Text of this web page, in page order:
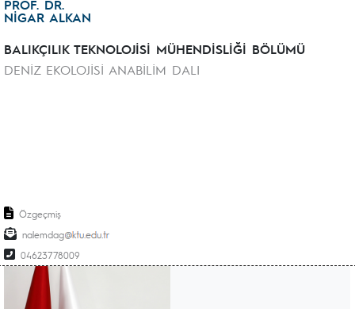
PROF. DR.
NİGAR ALKAN
BALIKÇILIK TEKNOLOJİSİ MÜHENDİSLİĞİ BÖLÜMÜ
DENİZ EKOLOJİSİ ANABİLİM DALI
Özgeçmiş
nalemdag
04623778009